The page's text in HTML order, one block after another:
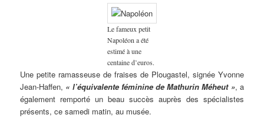
Le fameux petit
Napoléon a été
estimé à une
centaine d’euros.
Une petite ramasseuse de fraises de Plougastel, signée Yvonne
Jean-Haffen, « l’équivalente féminine de Mathurin Méheut », a
également remporté un beau succès auprès des spécialistes
présents, ce samedi matin, au musée.